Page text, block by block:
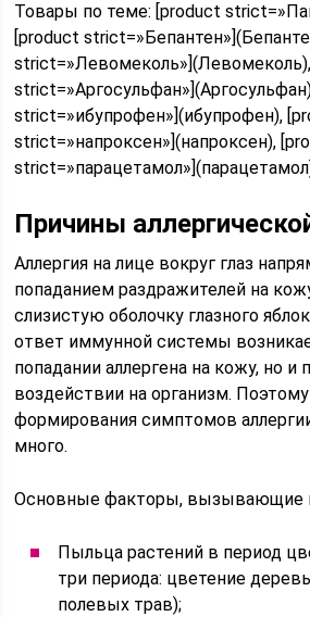
Товары по теме: [product
[product
strict=»ибупрофен»](ибупрофен),
strict=»напроксен»](напроксен),
Причины
Аллергия на лице вокруг глаз
попаданием раздражителей на
слизистую оболочку глазного
ответ иммунной системы
попадании аллергена на кожу, но и
воздействии на организм.
формирования симптомов
много.
Основные факторы, вызывающие
Пыльца растений в период
три периода: цветение
полевых трав);